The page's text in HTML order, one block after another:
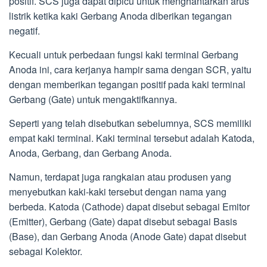
listrik ketika kaki Gerbang Anoda diberikan tegangan
negatif.
Kecuali untuk perbedaan fungsi kaki terminal Gerbang
Anoda ini, cara kerjanya hampir sama dengan SCR, yaitu
dengan memberikan tegangan positif pada kaki terminal
Gerbang (Gate) untuk mengaktifkannya.
Seperti yang telah disebutkan sebelumnya, SCS memiliki
empat kaki terminal. Kaki terminal tersebut adalah Katoda,
Anoda, Gerbang, dan Gerbang Anoda.
Namun, terdapat juga rangkaian atau produsen yang
menyebutkan kaki-kaki tersebut dengan nama yang
berbeda. Katoda (Cathode) dapat disebut sebagai Emitor
(Emitter), Gerbang (Gate) dapat disebut sebagai Basis
(Base), dan Gerbang Anoda (Anode Gate) dapat disebut
sebagai Kolektor.